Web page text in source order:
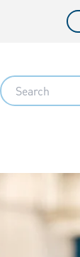
Search